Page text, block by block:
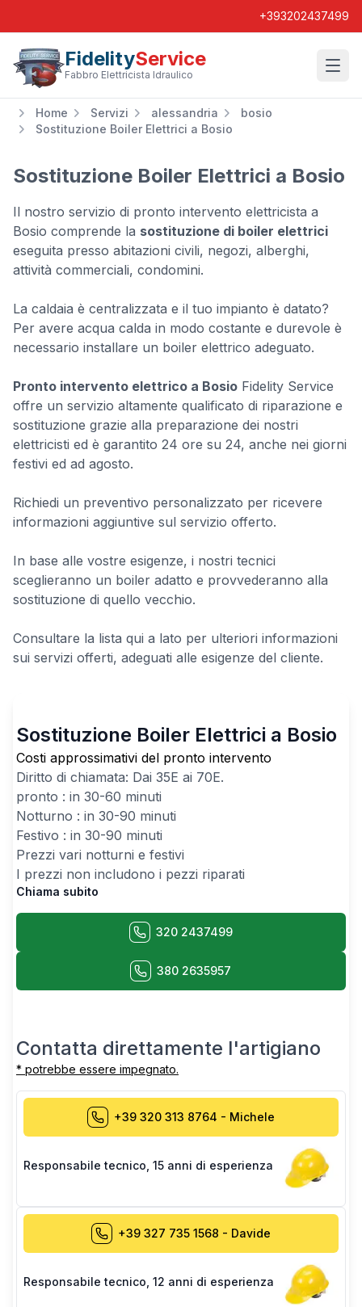
+393202437499
FidelityService
Fabbro Elettricista Idraulico
Home Servizi alessandria
bosio
Sostituzione Boiler Elettrici a Bosio
Sostituzione Boiler Elettrici a Bosio
Il nostro servizio di pronto intervento elettricista a
Bosio comprende la sostituzione di boiler elettrici
eseguita presso abitazioni civili, negozi, alberghi,
attività commerciali, condomini.
La caldaia è centralizzata e il tuo impianto è datato?
Per avere acqua calda in modo costante e durevole è
necessario installare un boiler elettrico adeguato.
Pronto intervento elettrico a Bosio Fidelity Service
offre un servizio altamente qualificato di riparazione e
sostituzione grazie alla preparazione dei nostri
elettricisti ed è garantito 24 ore su 24, anche nei giorni
festivi ed ad agosto.
Richiedi un preventivo personalizzato per ricevere
informazioni aggiuntive sul servizio offerto.
In base alle vostre esigenze, i nostri tecnici
sceglieranno un boiler adatto e provvederanno alla
sostituzione di quello vecchio.
Consultare la lista qui a lato per ulteriori informazioni
sui servizi offerti, adeguati alle esigenze del cliente.
Sostituzione Boiler Elettrici a Bosio
Costi approssimativi del pronto intervento
Diritto di chiamata: Dai 35E ai 70E.
pronto : in 30-60 minuti
Notturno : in 30-90 minuti
Festivo : in 30-90 minuti
Prezzi vari notturni e festivi
I prezzi non includono i pezzi riparati
Chiama subito
320 2437499
380 2635957
Contatta direttamente l'artigiano
* potrebbe essere impegnato.
+39 320 313 8764 - Michele
Responsabile tecnico 15 anni di esperienza
+39 327 735 1568 - Davide
Responsabile tecnico 12 anni di esperienza